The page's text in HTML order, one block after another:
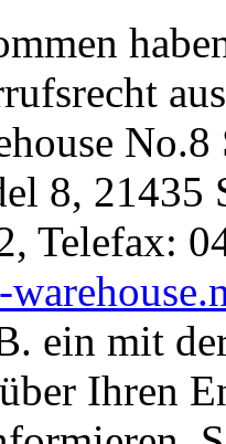
8, 21435
Telefax:
ein mit
Ihren